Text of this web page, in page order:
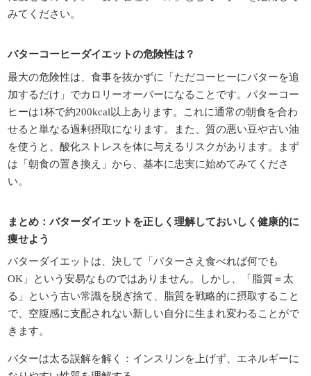
みてください。
バターコーヒーダイエットの危険性は？
最大の危険性は、食事を抜かずに「ただコーヒーにバターを追
加するだけ」でカロリーオーバーになることです。バターコー
ヒーは1杯で約200kcal以上あります。これに通常の朝食を合わ
せると単なる過剰摂取になります。また、質の悪い豆や古い油
を使うと、酸化ストレスを体に与えるリスクがあります。まず
は「朝食の置き換え」から、基本に忠実に始めてみてくださ
い。
まとめ：バターダイエットを正しく理解しておいしく健康的に
痩せよう
バターダイエットは、決して「バターさえ食べれば何でも
OK」という安易なものではありません。しかし、「脂質＝太
る」という古い常識を脱ぎ捨て、脂質を戦略的に摂取すること
で、空腹感に支配されない新しい自分に生まれ変わることがで
きます。
バターは太る誤解を解く：インスリンを上げず、エネルギーに